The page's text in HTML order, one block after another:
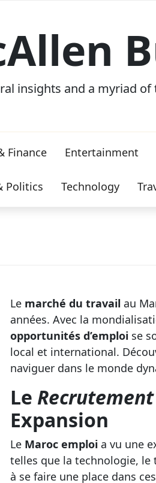
insights and a myriad of
Finance Entertainment
Politics Technology
Le marché du travail au
années. Avec la
opportunités d’emploise
local et international.
naviguer dans le monde
Le Recrutement
Expansion
Le Maroc emploia vu une
telles que la technologie, le
à se faire une place dans